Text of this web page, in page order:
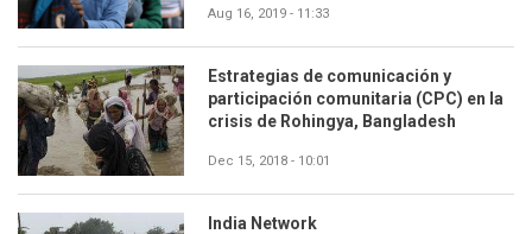
Aug 16, 2019 - 11:33
Estrategias de comunicación y
participación comunitaria (CPC) en la
crisis de Rohingya, Bangladesh
Dec 15, 2018 - 10:01
India Network